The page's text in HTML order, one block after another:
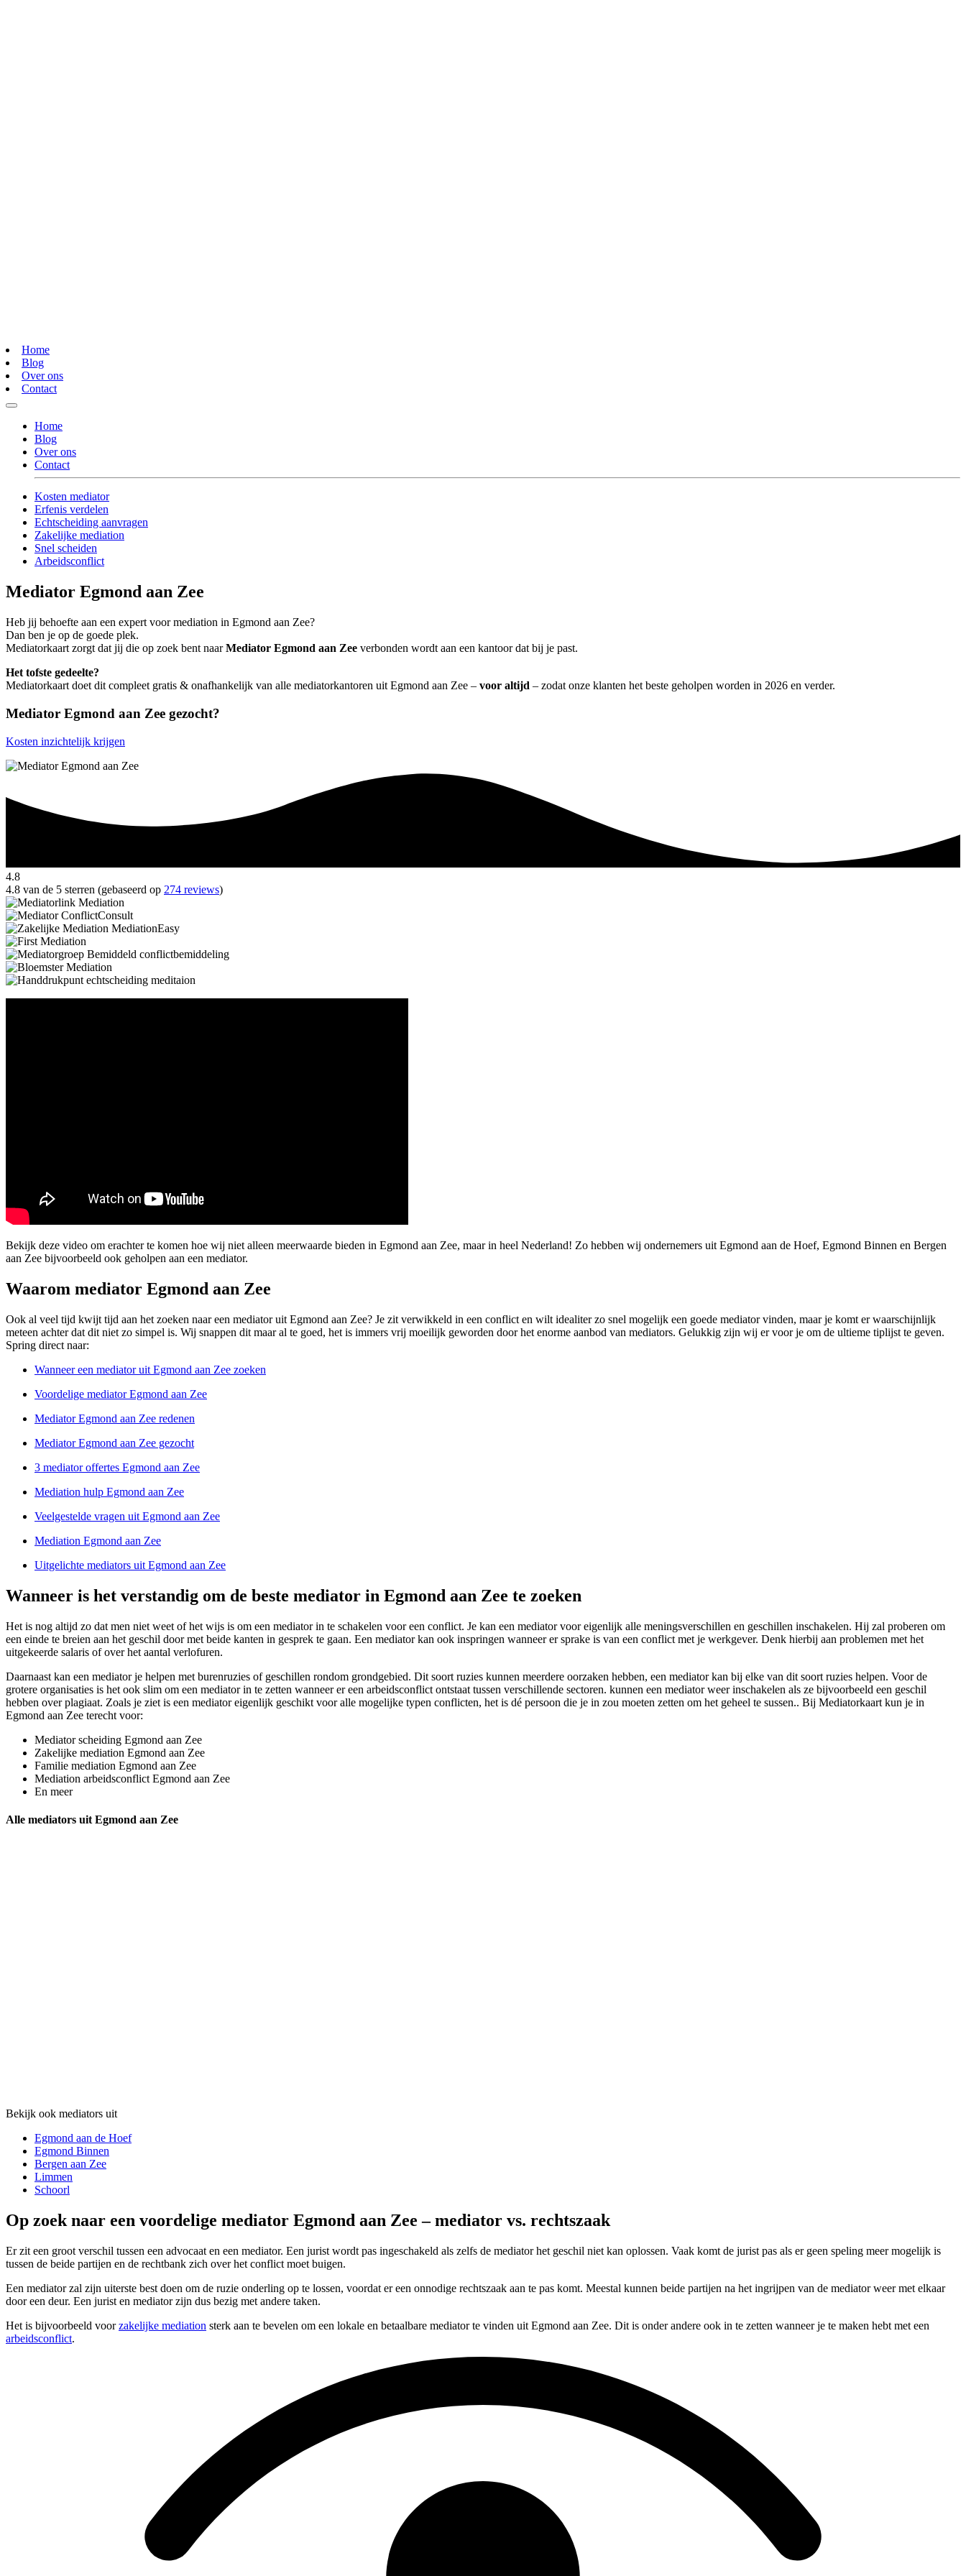
Home
Blog
Over ons
Contact
Home
Blog
Over ons
Contact
Kosten mediator
Erfenis verdelen
Echtscheiding aanvragen
Zakelijke mediation
Snel scheiden
Arbeidsconflict
Mediator Egmond aan Zee
Heb jij behoefte aan een expert voor mediation in Egmond aan Zee?
Dan ben je op de goede plek.
Mediatorkaart zorgt dat jij die op zoek bent naarMediator Egmond aan Zee verbonden wordt aan een kantoor dat bij je past.
Het tofste gedeelte?
Mediatorkaart doet dit compleet gratis & onafhankelijk van alle mediatorkantoren uit Egmond aan Zee – voor altijd – zodat onze klanten het beste geholpen worden in 2026 en verder.
Mediator Egmond aan Zee gezocht?
Kosten inzichtelijk krijgen
4.8
4.8 van de 5 sterren (gebaseerd op 274 reviews)
Bekijk deze video om erachter te komen hoe wij niet alleen meerwaarde bieden in Egmond aan Zee, maar in heel Nederland! Zo hebben wij ondernemers uit Egmond aan de Hoef, Egmond Binnen en Bergen
aan Zee bijvoorbeeld ook geholpen aan een mediator.
Waarom mediator Egmond aan Zee
Ook al veel tijd kwijt tijd aan het zoeken naar een mediator uit Egmond aan Zee? Je zit verwikkeld in een conflict en wilt idealiter zo snel mogelijk een goede mediator vinden, maar je komt er waarschijnlijk
meteen achter dat dit niet zo simpel is. Wij snappen dit maar al te goed, het is immers vrij moeilijk geworden door het enorme aanbod van mediators. Gelukkig zijn wij er voor je om de ultieme tiplijst te geven.
Spring direct naar:
Wanneer een mediator uit Egmond aan Zee zoeken
Voordelige mediator Egmond aan Zee
Mediator Egmond aan Zee redenen
Mediator Egmond aan Zee gezocht
3 mediator offertes Egmond aan Zee
Mediation hulp Egmond aan Zee
Veelgestelde vragen uit Egmond aan Zee
Mediation Egmond aan Zee
Uitgelichte mediators uit Egmond aan Zee
Wanneer is het verstandig om de beste mediator in Egmond aan Zee te zoeken
Het is nog altijd zo dat men niet weet of het wijs is om een mediator in te schakelen voor een conflict. Je kan een mediator voor eigenlijk alle meningsverschillen en geschillen inschakelen. Hij zal proberen om
een einde te breien aan het geschil door met beide kanten in gesprek te gaan. Een mediator kan ook inspringen wanneer er sprake is van een conflict met je werkgever. Denk hierbij aan problemen met het
uitgekeerde salaris of over het aantal verlofuren.
Daarnaast kan een mediator je helpen met burenruzies of geschillen rondom grondgebied. Dit soort ruzies kunnen meerdere oorzaken hebben, een mediator kan bij elke van dit soort ruzies helpen. Voor de
grotere organisaties is het ook slim om een mediator in te zetten wanneer er een arbeidsconflict ontstaat tussen verschillende sectoren. kunnen een mediator weer inschakelen als ze bijvoorbeeld een geschil
hebben over plagiaat. Zoals je ziet is een mediator eigenlijk geschikt voor alle mogelijke typen conflicten, het is dé persoon die je in zou moeten zetten om het geheel te sussen.. Bij Mediatorkaart kun je in
Egmond aan Zee terecht voor:
Mediator scheiding Egmond aan Zee
Zakelijke mediation Egmond aan Zee
Familie mediation Egmond aan Zee
Mediation arbeidsconflict Egmond aan Zee
En meer
Alle mediators uit Egmond aan Zee
Bekijk ook mediators uit
Egmond aan de Hoef
Egmond Binnen
Bergen aan Zee
Limmen
Schoorl
Op zoek naar een voordelige mediator Egmond aan Zee – mediator vs. rechtszaak
Er zit een groot verschil tussen een advocaat en een mediator. Een jurist wordt pas ingeschakeld als zelfs de mediator het geschil niet kan oplossen. Vaak komt de jurist pas als er geen speling meer mogelijk is
tussen de beide partijen en de rechtbank zich over het conflict moet buigen.
Een mediator zal zijn uiterste best doen om de ruzie onderling op te lossen, voordat er een onnodige rechtszaak aan te pas komt. Meestal kunnen beide partijen na het ingrijpen van de mediator weer met elkaar
door een deur. Een jurist en mediator zijn dus bezig met andere taken.
Het is bijvoorbeeld voorzakelijke mediation sterk aan te bevelen om een lokale en betaalbare mediator te vinden uit Egmond aan Zee. Dit is onder andere ook in te zetten wanneer je te maken hebt met een
arbeidsconflict.